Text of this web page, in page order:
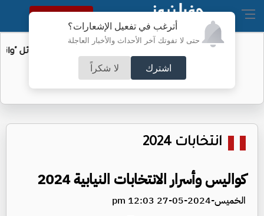
أترغب في تفعيل الإشعارات؟
حتى لا تفوتك آخر الأحداث والأخبار العاجلة
اشترك لا شكراً
النسخة الكاملة
الأمن السيبراني يحذر من رسائل "واتساب"
انتخابات 2024
كواليس وأسرار الانتخابات النيابية 2024
الخميس-2024-05-27 12:03 pm